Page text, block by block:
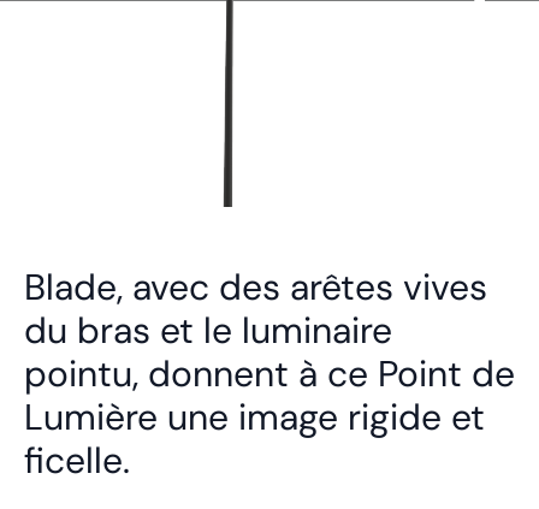
Blade, avec des arêtes vives
du bras et le luminaire
pointu, donnent à ce Point de
Lumière une image rigide et
ficelle.